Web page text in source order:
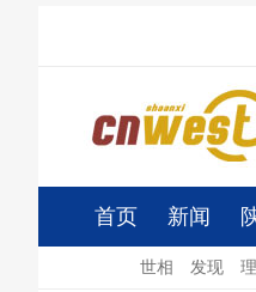
首页 新闻
世相 发现